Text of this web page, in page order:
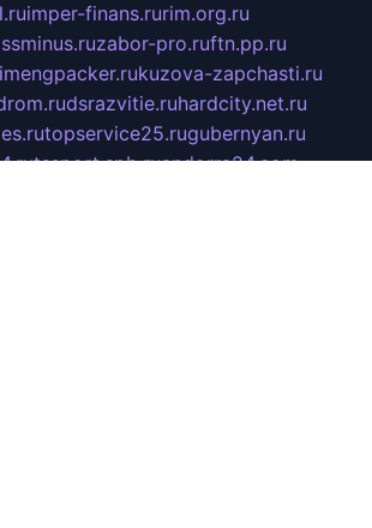
imper-finans.rurim.org.ru
zabor-pro.ruftn.pp.ru
kuzova-zapchasti.ru
dsrazvitie.ruhardcity.net.ru
topservice25.rugubernyan.ru
tssport.spb.ruandorra24.com